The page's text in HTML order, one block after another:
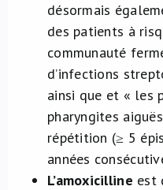
désormais
des patients à
communauté
d’infections
ainsi que et « les
pharyngites
répétition (≥ 5
années
L’amoxicilline est